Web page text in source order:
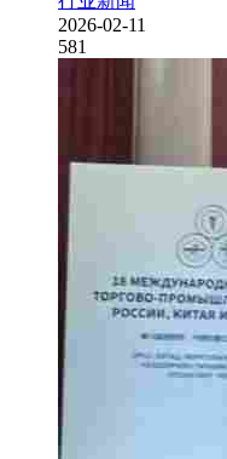
2026-02-11
581